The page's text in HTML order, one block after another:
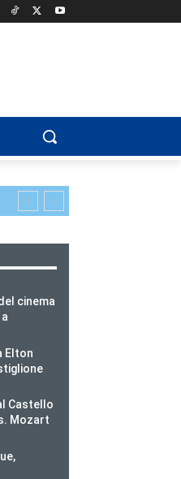
cinema
Elton
Castello
Mozart